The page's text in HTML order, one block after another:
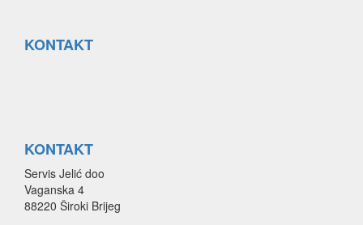
KONTAKT
KONTAKT
Servis Jelić doo
Vaganska 4
88220 Široki Brijeg